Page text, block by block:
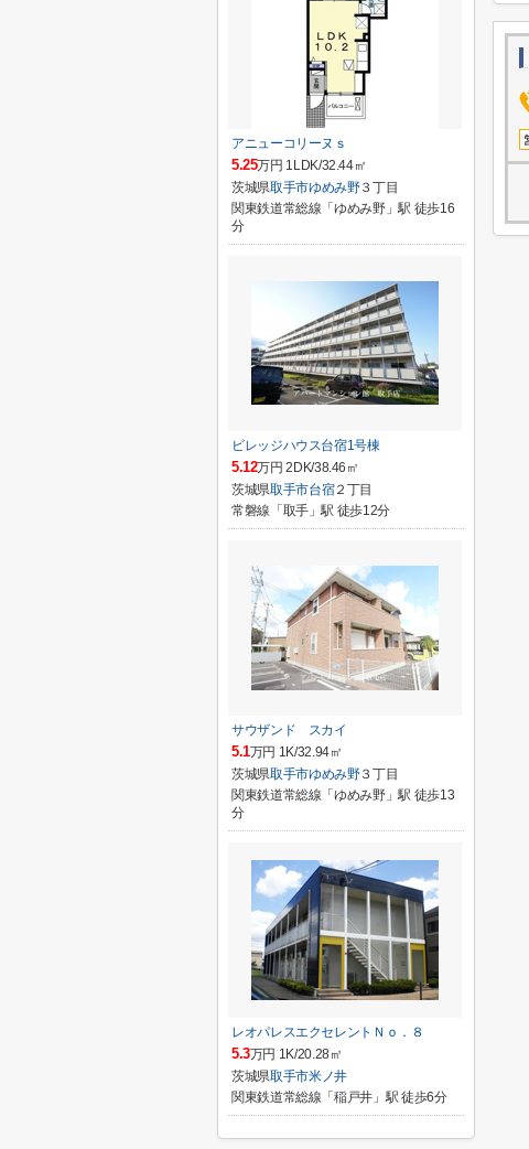
アニューコリーヌｓ
5.25万円 1LDK/32.44㎡
茨城県取手市ゆめみ野３丁目
関東鉄道常総線「ゆめみ野」駅 徒歩16
分
ビレッジハウス台宿1号棟
5.12万円 2DK/38.46㎡
茨城県取手市台宿２丁目
常磐線「取手」駅 徒歩12分
サウザンド スカイ
5.1万円 1K/32.94㎡
茨城県取手市ゆめみ野３丁目
関東鉄道常総線「ゆめみ野」駅 徒歩13
分
レオパレスエクセレントＮｏ．８
5.3万円 1K/20.28㎡
茨城県取手市米ノ井
関東鉄道常総線「稲戸井」駅 徒歩6分